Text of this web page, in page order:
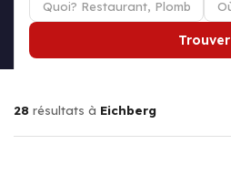
Trouver
28 résultats à Eichberg